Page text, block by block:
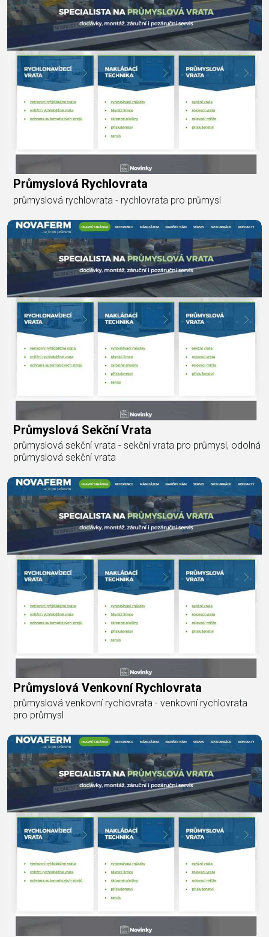
Průmyslová Rychlovrata
průmyslová rychlovrata - rychlovrata pro průmysl
Průmyslová Sekční Vrata
průmyslová sekční vrata - sekční vrata pro průmysl, odolná
průmyslová sekční vrata
Průmyslová Venkovní Rychlovrata
průmyslová venkovní rychlovrata - venkovní rychlovrata
pro průmysl